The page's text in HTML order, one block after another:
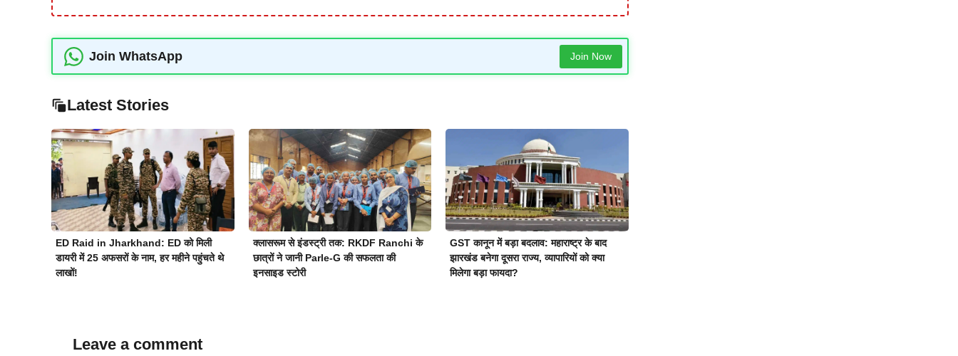
Join WhatsApp Join Now
Latest Stories
ED Raid in Jharkhand: ED को मिली
डायरी में 25 अफसरों के नाम, हर महीने पहुंचते थे
लाखों!
क्लासरूम से इंडस्ट्री तक: RKDF Ranchi के
छात्रों ने जानी Parle-G की सफलता की
इनसाइड स्टोरी
GST कानून में बड़ा बदलाव: महाराष्ट्र के बाद
झारखंड बनेगा दूसरा राज्य, व्यापारियों को क्या
मिलेगा बड़ा फायदा?
Leave a comment